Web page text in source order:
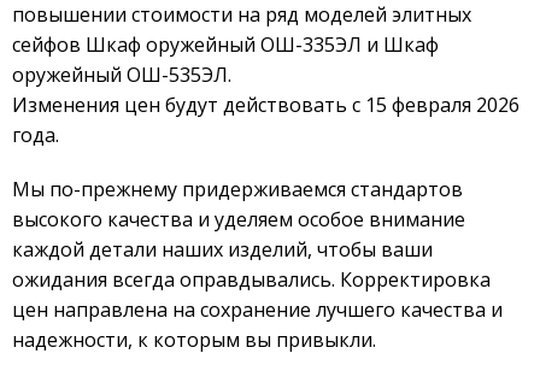
повышении стоимости на ряд моделей элитных
сейфов Шкаф оружейный ОШ-335ЭЛ и Шкаф
оружейный ОШ-535ЭЛ.
Изменения цен будут действовать с 15 февраля 2026
года.
Мы по-прежнему придерживаемся стандартов
высокого качества и уделяем особое внимание
каждой детали наших изделий, чтобы ваши
ожидания всегда оправдывались. Корректировка
цен направлена на сохранение лучшего качества и
надежности, к которым вы привыкли.